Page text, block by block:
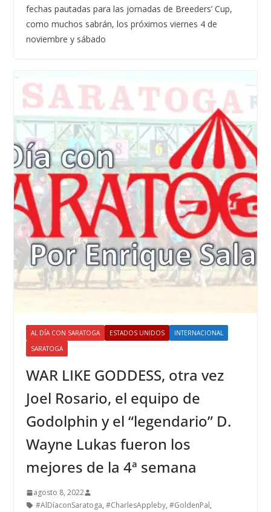
fechas pautadas para las jornadas de Breeders’ Cup,
como muchos sabrán, los próximos viernes 4 de
noviembre y sábado
AL DÍA CON SARATOGA ESTADOS UNIDOS
INTERNACIONAL
SARATOGA
WAR LIKE GODDESS, otra vez
Joel Rosario, el equipo de
Godolphin y el “legendario” D.
Wayne Lukas fueron los
mejores de la 4ª semana
agosto 8, 2022
#AlDíaconSaratoga, #CharlesAppleby, #GoldenPal,